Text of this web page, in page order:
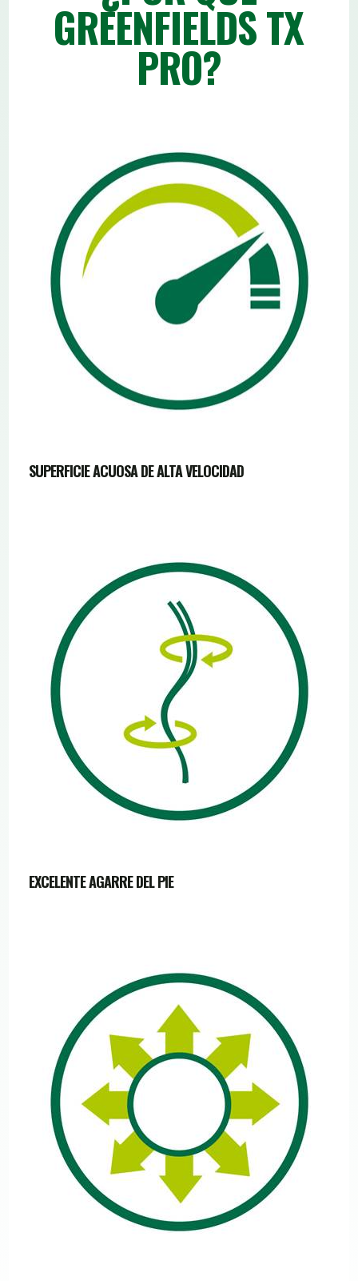
GREENFIELDS TX
PRO?
SUPERFICIE ACUOSA DE ALTA VELOCIDAD
EXCELENTE AGARRE DEL PIE